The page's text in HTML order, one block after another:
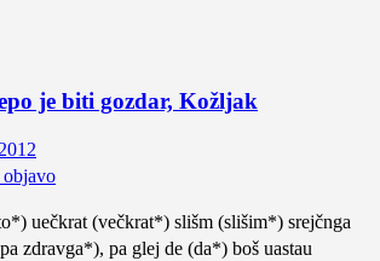
je biti gozdar, Kožljak
uečkrat (večkrat*) slišm (slišim*) srejčnga
zdravga*), pa glej de (da*) boš uastau